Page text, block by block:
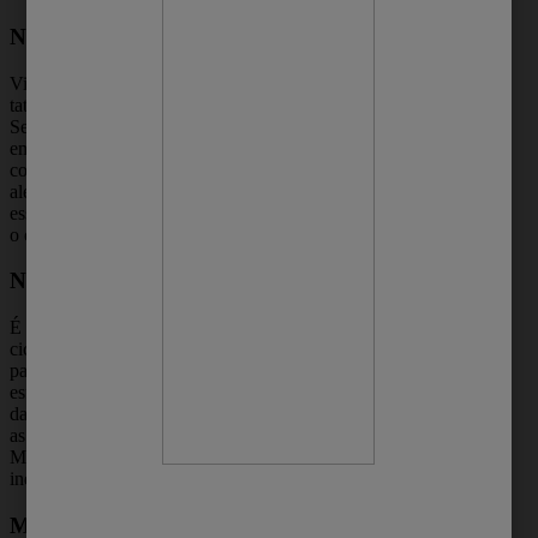
Não se esqueça do protetor solar
Vimos que o contato com o sol pode deixar a
tatuagem desbotada durante a cicatrização.
Sempre passe protetor solar quando estiver
em exposição solar. Isso ajuda a manter as
cores vivas na pele por mais tempo. Para
além das suas tatuagens, o protetor é
essencial para evitar diversas doenças, como
o câncer de pele.
Não esfolie a tatuagem
É normal a tatuagem ficar feia na
cicatrização. Por isso, evite procedimentos
para deixá-la mais bonita. Um deles é a
esfoliação. Ela faz uma remoção profunda
das células mortas. Porém, também remove
as cores do desenho nesse mesmo processo.
Mesmo que seja boa para pele, ela não é
indicada para as tatuagens.
Mantenha a hidratação em dia